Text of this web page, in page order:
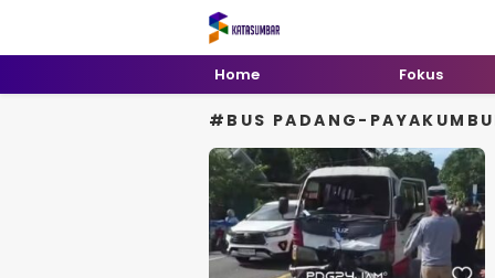
Kata Sumbar
Berita Sumbar Hari Ini
Home Fokus
#BUS PADANG-